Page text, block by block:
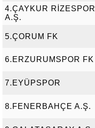
4.ÇAYKUR RİZESPOR
A.Ş.
5.ÇORUM FK
6.ERZURUMSPOR FK
7.EYÜPSPOR
8.FENERBAHÇE A.Ş.